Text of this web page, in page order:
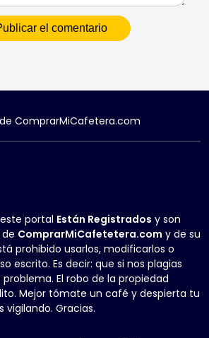
portal Están Registrados y son
ComprarMiCafetetera.com y de su
prohibido usarlos, modificarlos o
escrito. Es decir: que si nos plagias
El robo de la propiedad
Mejor tómate un café y despierta tu
vigilando. Gracias.